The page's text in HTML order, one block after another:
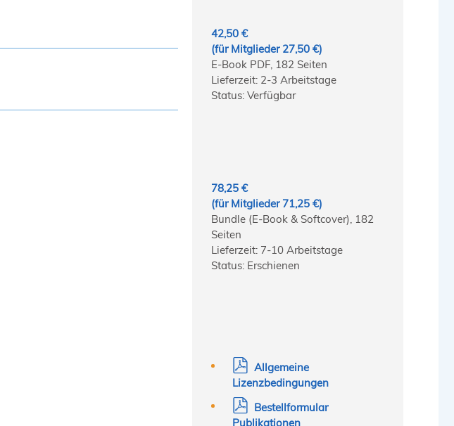
42,50 €
(für Mitglieder 27,50 €)
E-Book PDF, 182 Seiten
Lieferzeit: 2-3 Arbeitstage
Status: Verfügbar
78,25 €
(für Mitglieder 71,25 €)
Bundle (E-Book & Softcover), 182
Seiten
Lieferzeit: 7-10 Arbeitstage
Status: Erschienen
Allgemeine
Lizenzbedingungen
Bestellformular
Publikationen